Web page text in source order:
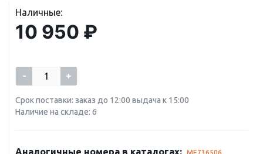
Наличные:
10 950 ₽
- +
Срок поставки: заказ до 12:00 выдача к 15:00
Наличие на складе: 6
Аналогичные номера в каталогах: